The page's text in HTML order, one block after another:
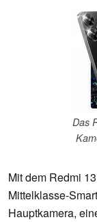
Das
Mit dem Redmi
Mittelklasse-
Hauptkamera,